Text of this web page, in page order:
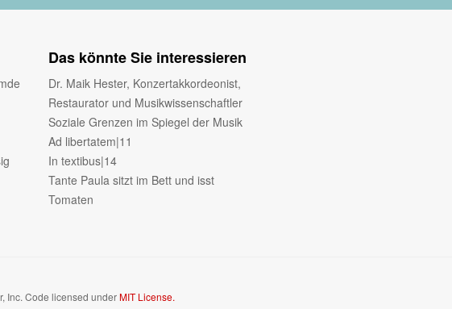
Das könnte Sie interessieren
Dr. Maik Hester, Konzertakkordeonist,
Restaurator und Musikwissenschaftler
Soziale Grenzen im Spiegel der Musik
Ad libertatem|11
In textibus|14
Tante Paula sitzt im Bett und isst
Tomaten
Inc. Code licensed underMIT License.